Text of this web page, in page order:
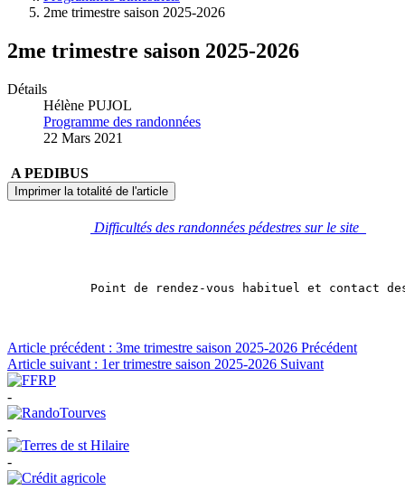
2me trimestre saison 2025-2026
2me trimestre saison 2025-2026
Détails
Hélène PUJOL
Programme des randonnées
22 Mars 2021
A PEDIBUS
Imprimer la totalité de l'article
Difficultés des randonnées pédestres sur le site
Point de rendez-vous habituel et contact
Article précédent : 3me trimestre saison 2025-2026 Précédent
Article suivant : 1er trimestre saison 2025-2026 Suivant
-
-
-